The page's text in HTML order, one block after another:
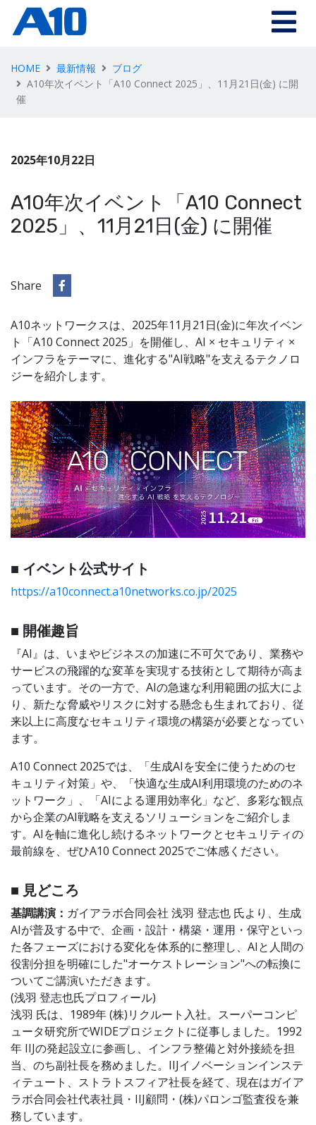
HOME 最新情報
ブログ
A10年次イベント「A10 Connect 2025」、11月21日(金) に開
催
2025年10月22日
A10年次イベント「A10 Connect
2025」、11月21日(金) に開催
Share
A10ネットワークスは、2025年11月21日(金)に年次イベン
ト「A10 Connect 2025」を開催し、AI × セキュリティ ×
インフラをテーマに、進化する"AI戦略"を支えるテクノロ
ジーを紹介します。
■ イベント公式サイト
https://a10connect.a10networks.co.jp/2025
■ 開催趣旨
『AI』は、いまやビジネスの加速に不可欠であり、業務や
サービスの飛躍的な変革を実現する技術として期待が高ま
っています。その一方で、AIの急速な利用範囲の拡大によ
り、新たな脅威やリスクに対する懸念も生まれており、従
来以上に高度なセキュリティ環境の構築が必要となってい
ます。
A10 Connect 2025では、「生成AIを安全に使うためのセ
キュリティ対策」や、「快適な生成AI利用環境のためのネ
ットワーク」、「AIによる運用効率化」など、多彩な観点
から企業のAI戦略を支えるソリューションをご紹介しま
す。AIを軸に進化し続けるネットワークとセキュリティの
最前線を、ぜひA10 Connect 2025でご体感ください。
■ 見どころ
基調講演： ガイアラボ合同会社 浅羽 登志也 氏より、⽣成
AIが普及する中で、企画・設計・構築・運用・保守といっ
た各フェーズにおける変化を体系的に整理し、AIと人間の
役割分担を明確にした"オーケストレーション"への転換に
ついてご講演いただきます。
(浅羽 登志也氏プロフィール)
浅羽 氏は、1989年 (株)リクルート⼊社。スーパーコンピ
ュータ研究所でWIDEプロジェクトに従事しました。1992
年 IIJの発起設⽴に参画し、インフラ整備と対外接続を担
当、のち副社⻑を務めました。IIJイノベーションインステ
ィテュート、ストラトスフィア社⻑を経て、現在はガイア
ラボ合同会社代表社員・IIJ顧問・(株)パロンゴ監査役を兼
務しています。